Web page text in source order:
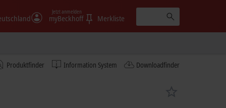
myBeckhoff
Jetzt anmelden
Merkliste
Produktfinder Information System Downloadfinder